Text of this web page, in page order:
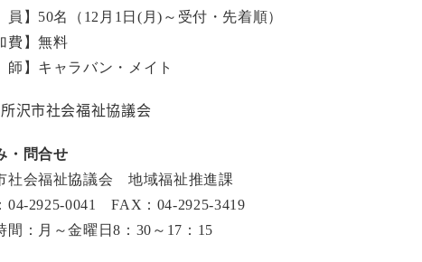
】 50名（ 12 月 1 日 ( 月) ～受付・先着順）
費】無料
師】キャラバン・メイト
所沢市社会福祉協議会
・問合せ
社会福祉協議会 地域福祉推進課
04-2925-0041 FAX ： 04-2925-3419
間：月～金曜日8 ： 30 ～ 17 ： 15